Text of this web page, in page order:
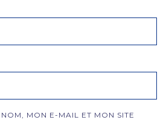
MON E-MAIL ET MON SITE